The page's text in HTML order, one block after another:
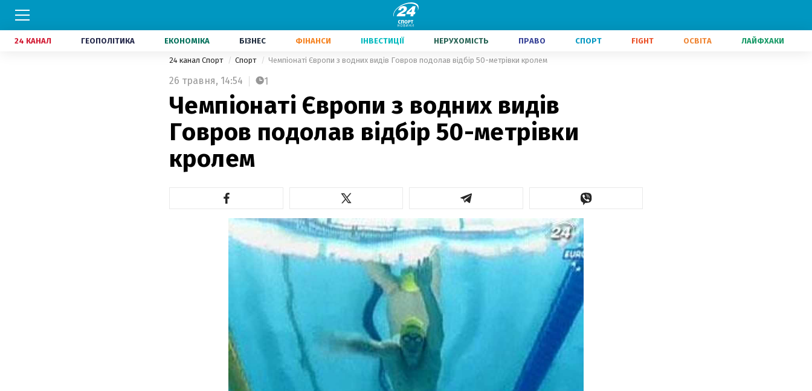
24 КАНАЛ ГЕОПОЛІТИКА ЕКОНОМІКА БІЗНЕС ФІНАНСИ ІНВЕСТИЦІЇ НЕРУХОМІСТЬ ПРАВО СПОРТ FIGHT ОСВІТА ЛАЙФХАКИ
24 канал Спорт Спорт Чемпіонаті Європи з водних видів Говров подолав відбір 50-метрівки кролем
26 травня, 14:54 1
Чемпіонаті Європи з водних видів
Говров подолав відбір 50-метрівки
кролем